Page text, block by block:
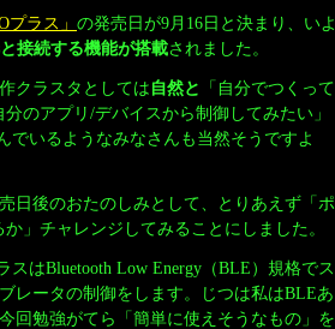
プラス」 の発売日が9月16日と決まり、いよ
接続する機能が搭載されました。
クラスタとしては自然と
「自分でつくって
のアプリ/デバイスから制御してみたい」
でいるようなみなさんも当然そうですよ
日後のおたのしみとして、とりあえず「ポ
」チャレンジしてみることにしました。
スはBluetooth Low Energy（BLE）規格でス
レータの制御をします。じつは私はBLEあ
回勉強がてら「簡単に使えそうなもの」を